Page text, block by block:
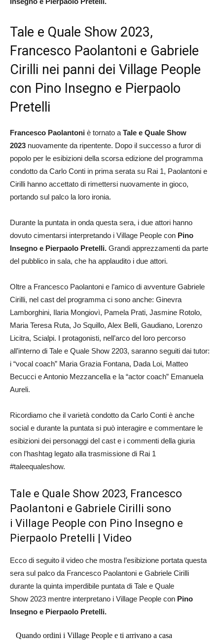
Tale e Quale Show 2023,
Francesco Paolantoni e Gabriele
Cirilli nei panni dei Village People
con Pino Insegno e Pierpaolo
Pretelli
Francesco Paolantoni è tornato a Tale e Quale Show
2023 nuovamente da ripentente. Dopo il successo a furor di
popolo per le esibizioni della scorsa edizione del programma
condotto da Carlo Conti in prima serata su Rai 1, Paolantoni e
Cirilli hanno accettato di rimettersi nuovamente in gioco,
portando sul palco la loro ironia.
Durante la puntata in onda questa sera, i due attori hanno
dovuto cimentarsi interpretando i Village People con Pino
Insegno e Pierpaolo Pretelli. Grandi apprezzamenti da parte
del pubblico in sala, che ha applaudito i due attori.
Oltre a Francesco Paolantoni e l’amico di avventure Gabriele
Cirilli, nel cast del programma ci sono anche: Ginevra
Lamborghini, Ilaria Mongiovì, Pamela Prati, Jasmine Rotolo,
Maria Teresa Ruta, Jo Squillo, Alex Belli, Gaudiano, Lorenzo
Licitra, Scialpi. I protagonisti, nell’arco del loro percorso
all’interno di Tale e Quale Show 2203, saranno seguiti dai tutor:
i “vocal coach” Maria Grazia Fontana, Dada Loi, Matteo
Becucci e Antonio Mezzancella e la “actor coach” Emanuela
Aureli.
Ricordiamo che il varietà condotto da Carlo Conti è anche
social e durante la puntata si può interagire e commentare le
esibizioni dei personaggi del cast e i commenti della giuria
con l’hashtag legato alla trasmissione di Rai 1
#taleequaleshow.
Tale e Quale Show 2023, Francesco
Paolantoni e Gabriele Cirilli sono
i Village People con Pino Insegno e
Pierpaolo Pretelli | Video
Ecco di seguito il video che mostra l’esibizione portata questa
sera sul palco da Francesco Paolantoni e Gabriele Cirilli
durante la quinta imperdibile puntata di Tale e Quale
Show 2023 mentre interpretano i Village People con Pino
Insegno e Pierpaolo Pretelli.
Quando ordini i Village People e ti arrivano a casa